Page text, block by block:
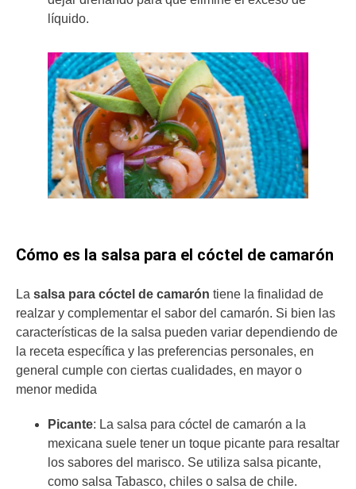
líquido.
Cómo es la salsa para el cóctel de camarón
La salsa para cóctel de camarón tiene la finalidad de
realzar y complementar el sabor del camarón. Si bien las
características de la salsa pueden variar dependiendo de
la receta específica y las preferencias personales, en
general cumple con ciertas cualidades, en mayor o
menor medida
Picante: La salsa para cóctel de camarón a la
mexicana suele tener un toque picante para resaltar
los sabores del marisco. Se utiliza salsa picante,
como salsa Tabasco, chiles o salsa de chile.